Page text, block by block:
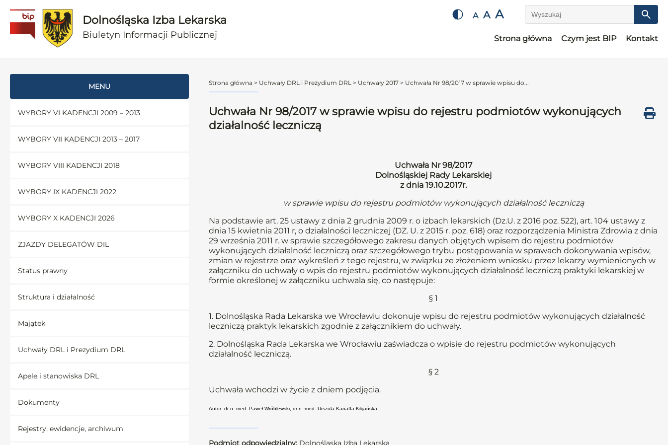
Dolnośląska Izba Lekarska
Biuletyn Informacji Publicznej
A A A Wyszukaj
Strona główna Czym jest BIP Kontakt
MENU
WYBORY VI KADENCJI 2009 – 2013
WYBORY VII KADENCJI 2013 – 2017
WYBORY VIII KADENCJI 2018
WYBORY IX KADENCJI 2022
WYBORY X KADENCJI 2026
ZJAZDY DELEGATÓW DIL
Status prawny
Struktura i działalność
Majątek
Uchwały DRL i Prezydium DRL
Apele i stanowiska DRL
Dokumenty
Rejestry, ewidencje, archiwum
Strona główna > Uchwały DRL i Prezydium DRL > Uchwały 2017 > Uchwała Nr 98/2017 w sprawie wpisu do...
Uchwała Nr 98/2017 w sprawie wpisu do rejestru podmiotów wykonujących
działalność leczniczą
Uchwała Nr 98/2017
Dolnośląskiej Rady Lekarskiej
z dnia 19.10.2017r.
w sprawie wpisu do rejestru podmiotów wykonujących działalność leczniczą
Na podstawie art. 25 ustawy z dnia 2 grudnia 2009 r. o izbach lekarskich (Dz.U. z 2016 poz. 522), art. 104 ustawy z
dnia 15 kwietnia 2011 r, o działalności leczniczej (DZ. U. z 2015 r. poz. 618) oraz rozporządzenia Ministra Zdrowia z dnia
29 września 2011 r. w sprawie szczegółowego zakresu danych objętych wpisem do rejestru podmiotów
wykonujących działalność leczniczą oraz szczegółowego trybu postępowania w sprawach dokonywania wpisów,
zmian w rejestrze oraz wykreśleń z tego rejestru, w związku ze złożeniem wniosku przez lekarzy wymienionych w
załączniku do uchwały o wpis do rejestru podmiotów wykonujących działalność leczniczą praktyki lekarskiej w
formie określonej w załączniku uchwala się, co następuje:
§ 1
1. Dolnośląska Rada Lekarska we Wrocławiu dokonuje wpisu do rejestru podmiotów wykonujących działalność
leczniczą praktyk lekarskich zgodnie z załącznikiem do uchwały.
2. Dolnośląska Rada Lekarska we Wrocławiu zaświadcza o wpisie do rejestru podmiotów wykonujących
działalność leczniczą.
§ 2
Uchwała wchodzi w życie z dniem podjęcia.
Autor: dr n. med. Paweł Wróblewski, dr n. med. Urszula Kanaffa-Kilijańska
Podmiot odpowiedzialny: Dolnośląska Izba Lekarska